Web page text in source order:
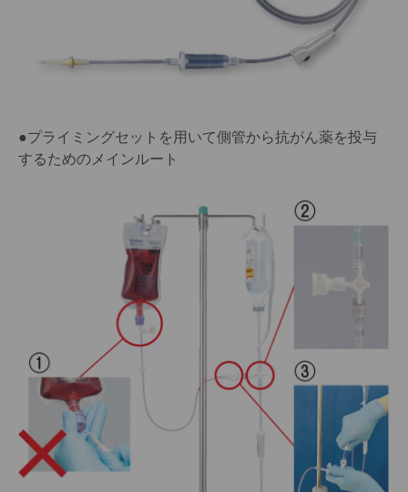
●プライミングセットを用いて側管から抗がん薬を投与
するためのメインルート